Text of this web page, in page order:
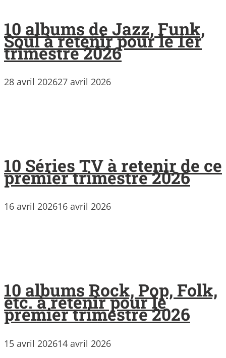
10 albums de Jazz, Funk,
Soul à retenir pour le 1er
trimestre 2026
28 avril 202627 avril 2026
10 Séries TV à retenir de ce
premier trimestre 2026
16 avril 202616 avril 2026
10 albums Rock, Pop, Folk,
etc. à retenir pour le
premier trimestre 2026
15 avril 202614 avril 2026